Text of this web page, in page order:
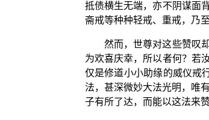
抵债横生无端，亦不阴谋面
斋戒等种种轻戒、重戒，乃
然而，世尊对这些赞叹
为欢喜庆幸，所以者何？若
仅是修道小小助缘的威仪戒
法，甚深微妙大法光明，唯
子有所了达，而能以这法来